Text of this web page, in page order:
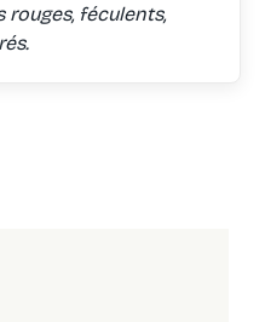
rouges, féculents,